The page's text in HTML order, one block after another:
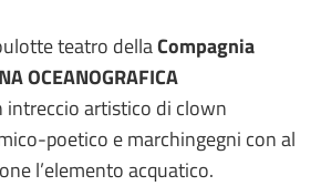
teatro dellaCompagnia
OCEANOGRAFICA
intreccio artistico di clown
poetico e marchingegni con al
l’elemento acquatico.